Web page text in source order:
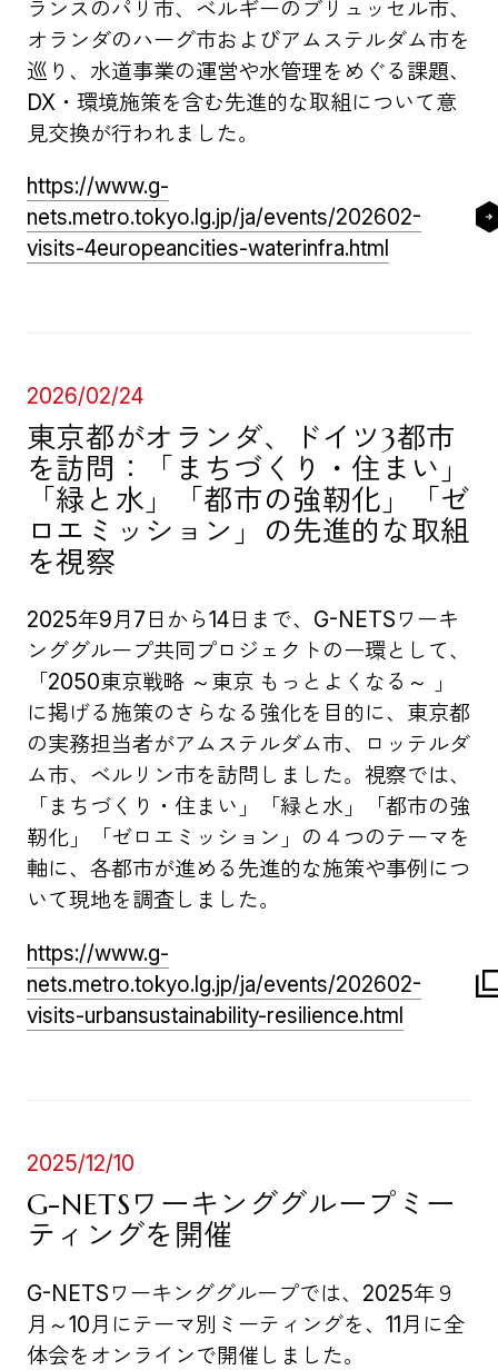
ランスのパリ市、ベルギーのブリュッセル市、
オランダのハーグ市およびアムステルダム市を
巡り、水道事業の運営や水管理をめぐる課題、
DX・環境施策を含む先進的な取組について意
見交換が行われました。
https://www.g-
nets.metro.tokyo.lg.jp/ja/events/202602-
visits-4europeancities-waterinfra.html
2026/02/24
東京都がオランダ、ドイツ3都市
を訪問：「まちづくり・住まい」
「緑と水」「都市の強靭化」「ゼ
ロエミッション」の先進的な取組
を視察
2025年9月7日から14日まで、G-NETSワーキ
ンググループ共同プロジェクトの一環として、
「2050東京戦略 ～東京 もっとよくなる～ 」
に掲げる施策のさらなる強化を目的に、東京都
の実務担当者がアムステルダム市、ロッテルダ
ム市、ベルリン市を訪問しました。視察では、
「まちづくり・住まい」「緑と水」「都市の強
靭化」「ゼロエミッション」の４つのテーマを
軸に、各都市が進める先進的な施策や事例につ
いて現地を調査しました。
https://www.g-
nets.metro.tokyo.lg.jp/ja/events/202602-
visits-urbansustainability-resilience.html
2025/12/10
G-NETSワーキンググループミー
ティングを開催
G-NETSワーキンググループでは、2025年９
月～10月にテーマ別ミーティングを、11月に全
体会をオンラインで開催しました。